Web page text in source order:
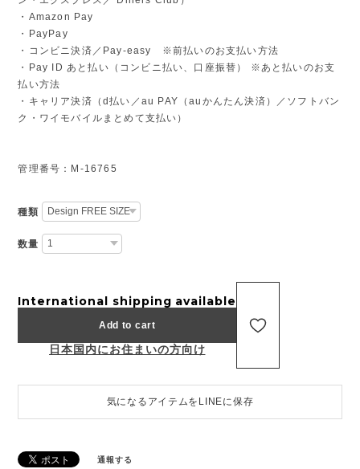
・Amazon Pay
・PayPay
・コンビニ決済／Pay-easy ※前払いのお支払い方法
・Pay ID あと払い（コンビニ払い、口座振替） ※あと払いのお支
払い方法
・キャリア決済（d払い／au PAY（auかんたん決済）／ソフトバン
ク・ワイモバイルまとめて支払い）
管理番号：M-16765
種類
数量
International shipping available
Add to cart
日本国内にお住まいの方向け
気になるアイテムをLINEに保存
通報する